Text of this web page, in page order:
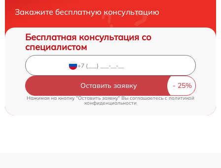
Закажите бесплатную консультацию
Бесплатная консультация со
специалистом
Оставить заявку
Нажимая на кнопку "Оставить заявку" Вы соглашаетесь cполитикой
конфиденциальности